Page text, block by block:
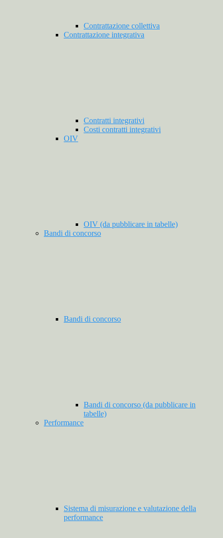
Contrattazione collettiva
Contrattazione integrativa
Contratti integrativi
Costi contratti integrativi
OIV
OIV (da pubblicare in tabelle)
Bandi di concorso
Bandi di concorso
Bandi di concorso (da pubblicare in
tabelle)
Performance
Sistema di misurazione e valutazione della
performance